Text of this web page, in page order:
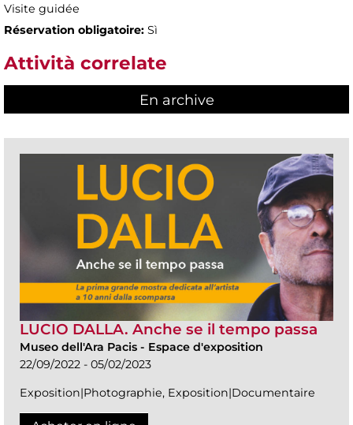
Visite guidée
Réservation obligatoire: Sì
Attività correlate
En archive
LUCIO DALLA. Anche se il tempo passa
Museo dell'Ara Pacis - Espace d'exposition
22/09/2022 - 05/02/2023
Exposition|Photographie, Exposition|Documentaire